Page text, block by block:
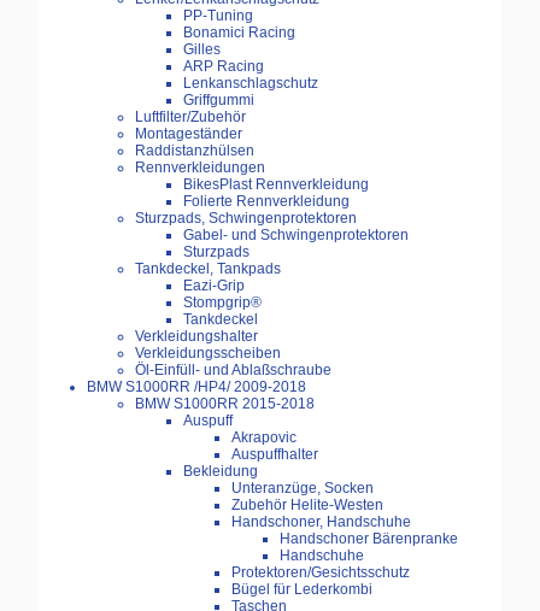
PP-Tuning
Bonamici Racing
Gilles
ARP Racing
Lenkanschlagschutz
Griffgummi
Luftfilter/Zubehör
Montageständer
Raddistanzhülsen
Rennverkleidungen
BikesPlast Rennverkleidung
Folierte Rennverkleidung
Sturzpads, Schwingenprotektoren
Gabel- und Schwingenprotektoren
Sturzpads
Tankdeckel, Tankpads
Eazi-Grip
Stompgrip®
Tankdeckel
Verkleidungshalter
Verkleidungsscheiben
Öl-Einfüll- und Ablaßschraube
BMW S1000RR /HP4/ 2009-2018
BMW S1000RR 2015-2018
Auspuff
Akrapovic
Auspuffhalter
Bekleidung
Unteranzüge, Socken
Zubehör Helite-Westen
Handschoner, Handschuhe
Handschoner Bärenpranke
Handschuhe
Protektoren/Gesichtsschutz
Bügel für Lederkombi
Taschen